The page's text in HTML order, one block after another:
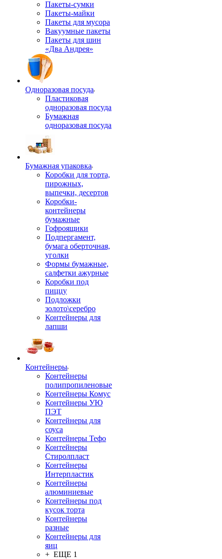
Пакеты-сумки
Пакеты-майки
Пакеты для мусора
Вакуумные пакеты
Пакеты для шин
«Два Андрея»
Одноразовая посуда
Пластиковая
одноразовая посуда
Бумажная
одноразовая посуда
Бумажная упаковка
Коробки для торта,
пирожных,
выпечки, десертов
Коробки-
контейнеры
бумажные
Гофроящики
Подпергамент,
бумага оберточная,
уголки
Формы бумажные,
салфетки ажурные
Коробки под
пиццу
Подложки
золото\серебро
Контейнеры для
лапши
Контейнеры
Контейнеры
полипропиленовые
Контейнеры Комус
Контейнеры УЮ
ПЭТ
Контейнеры для
соуса
Контейнеры Тефо
Контейнеры
Стиролпласт
Контейнеры
Интерпластик
Контейнеры
алюминиевые
Контейнеры под
кусок торта
Контейнеры
разные
Контейнеры для
яиц
+ ЕЩЕ 1